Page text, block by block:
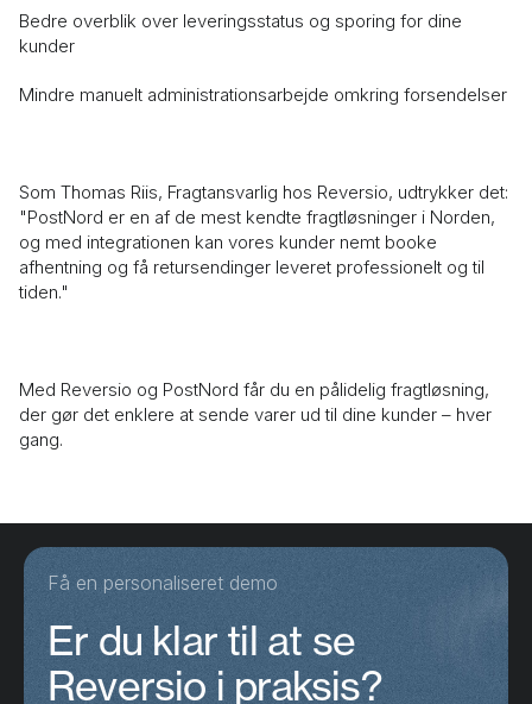
Bedre overblik over leveringsstatus og sporing for dine
kunder
Mindre manuelt administrationsarbejde omkring forsendelser
Som Thomas Riis, Fragtansvarlig hos Reversio, udtrykker det:
"PostNord er en af de mest kendte fragtløsninger i Norden,
og med integrationen kan vores kunder nemt booke
afhentning og få retursendinger leveret professionelt og til
tiden."
Med Reversio og PostNord får du en pålidelig fragtløsning,
der gør det enklere at sende varer ud til dine kunder – hver
gang.
Få en personaliseret demo
Er du klar til at se
Reversio i praksis?